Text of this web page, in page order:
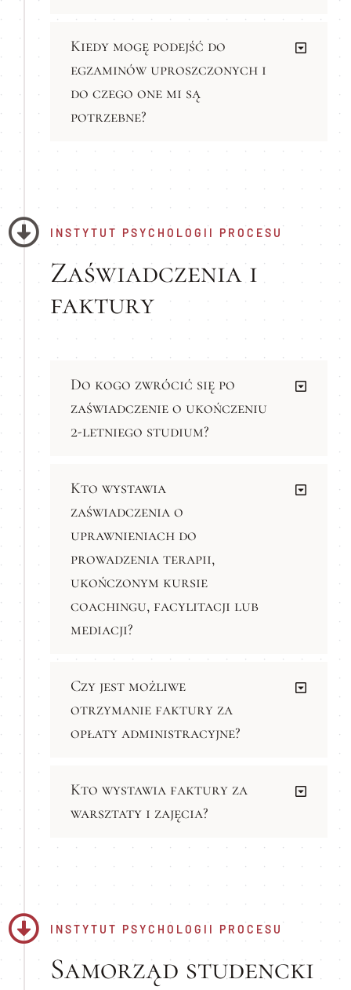
Kiedy mogę podejść do
egzaminów uproszczonych i
do czego one mi są
potrzebne?
INSTYTUT PSYCHOLOGII PROCESU
Zaświadczenia i
faktury
Do kogo zwrócić się po
zaświadczenie o ukończeniu
2-letniego studium?
Kto wystawia
zaświadczenia o
uprawnieniach do
prowadzenia terapii,
ukończonym kursie
coachingu, facylitacji lub
mediacji?
Czy jest możliwe
otrzymanie faktury za
opłaty administracyjne?
Kto wystawia faktury za
warsztaty i zajęcia?
INSTYTUT PSYCHOLOGII PROCESU
Samorząd studencki